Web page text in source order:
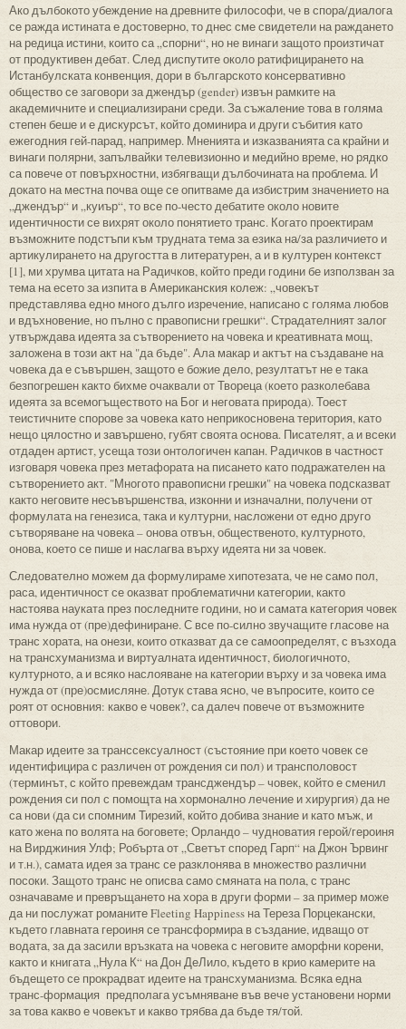
Ако дълбокото убеждение на древните философи, че в спора/диалога
се ражда истината е достоверно, то днес сме свидетели на раждането
на редица истини, които са „спорни“, но не винаги защото произтичат
от продуктивен дебат. След диспутите около ратифицирането на
Истанбулската конвенция, дори в българското консервативно
общество се заговори за джендър (gender) извън рамките на
академичните и специализирани среди. За съжаление това в голяма
степен беше и е дискурсът, който доминира и други събития като
ежегодния гей-парад, например. Мненията и изказванията са крайни и
винаги полярни, запълвайки телевизионно и медийно време, но рядко
са повече от повърхностни, избягващи дълбочината на проблема. И
докато на местна почва още се опитваме да избистрим значението на
„джендър“ и „куиър“, то все по-често дебатите около новите
идентичности се вихрят около понятието транс. Когато проектирам
възможните подстъпи към трудната тема за езика на/за различието и
артикулирането на другостта в литературен, а и в културен контекст
[1], ми хрумва цитата на Радичков, който преди години бе използван за
тема на есето за изпита в Американския колеж: „човекът
представлява едно много дълго изречение, написано с голяма любов
и вдъхновение, но пълно с правописни грешки“. Страдателният залог
утвърждава идеята за сътворението на човека и креативната мощ,
заложена в този акт на "да бъде". Ала макар и актът на създаване на
човека да е съвършен, защото е божие дело, резултатът не е така
безпогрешен както бихме очаквали от Твореца (което разколебава
идеята за всемогъществото на Бог и неговата природа). Тоест
теистичните спорове за човека като неприкосновена територия, като
нещо цялостно и завършено, губят своята основа. Писателят, а и всеки
отдаден артист, усеща този онтологичен капан. Радичков в частност
изговаря човека през метафората на писането като подражателен на
сътворението акт. "Многото правописни грешки" на човека подсказват
както неговите несъвършенства, изконни и изначални, получени от
формулата на генезиса, така и културни, насложени от едно друго
сътворяване на човека – онова отвън, общественото, културното,
онова, което се пише и наслагва върху идеята ни за човек.
Следователно можем да формулираме хипотезата, че не само пол,
раса, идентичност се оказват проблематични категории, както
настоява науката през последните години, но и самата категория човек
има нужда от (пре)дефиниране. С все по-силно звучащите гласове на
транс хората, на онези, които отказват да се самоопределят, с възхода
на трансхуманизма и виртуалната идентичност, биологичното,
културното, а и всяко наслояване на категории върху и за човека има
нужда от (пре)осмисляне. Дотук става ясно, че въпросите, които се
роят от основния: какво е човек?, са далеч повече от възможните
оттовори.
Макар идеите за транссексуалност (състояние при което човек се
идентифицира с различен от рождения си пол) и трансполовост
(терминът, с който превеждам трансджендър – човек, който е сменил
рождения си пол с помощта на хормонално лечение и хирургия) да не
са нови (да си спомним Тирезий, който добива знание и като мъж, и
като жена по волята на боговете; Орландо – чудноватия герой/героиня
на Вирджиния Улф; Робърта от „Светът според Гарп“ на Джон Ървинг
и т.н.), самата идея за транс се разклонява в множество различни
посоки. Защото транс не описва само смяната на пола, с транс
означаваме и превръщането на хора в други форми – за пример може
да ни послужат романите Fleeting Happiness на Тереза Порцекански,
където главната героиня се трансформира в създание, идващо от
водата, за да засили връзката на човека с неговите аморфни корени,
както и книгата „Нула К“ на Дон ДеЛило, където в крио камерите на
бъдещето се прокрадват идеите на трансхуманизма. Всяка една
транс-формация предполага усъмняване във вече установени норми
за това какво е човекът и какво трябва да бъде тя/той.